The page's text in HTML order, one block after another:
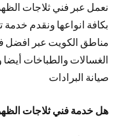
نعمل عبر فني ثلاجات
بكافة انواعها ونقدم
مناطق الكويت عبر
الغسالات والطباخات
صيانة البرادات
هل خدمة فني ثلاجات